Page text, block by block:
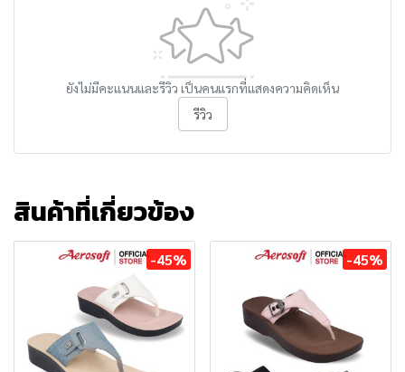
ยังไม่มีคะแนนและรีวิว เป็นคนแรกที่แสดงความคิดเห็น
รีวิว
สินค้าที่เกี่ยวข้อง
-45% -45%